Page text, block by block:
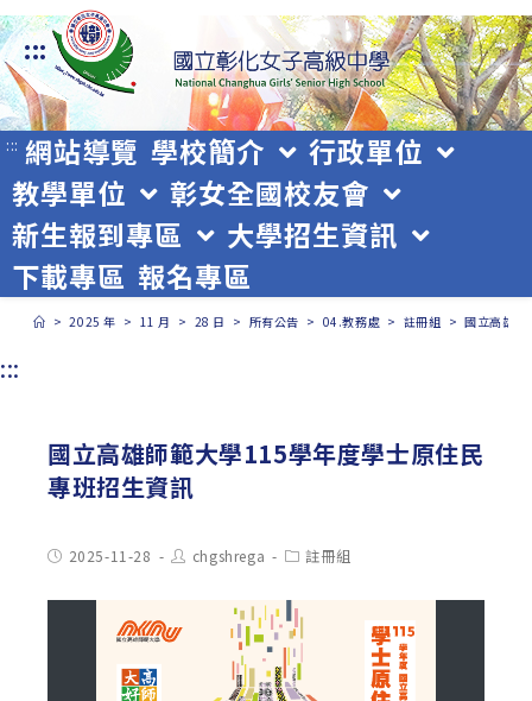
跳
轉
至
主
要
內
容
:::
::: 網站導覽 學校簡介
行政單位
教學單位
彰女全國校友會
新生報到專區
大學招生資訊
下載專區 報名專區
> 2025 年 > 11 月 > 28 日 > 所有公告 > 04.教務處 > 註冊組 > 國立高雄
:::
國立高雄師範大學115學年度學士原住民
專班招生資訊
Post2025-11-28
Post
author:
chgshrega
Post註冊組